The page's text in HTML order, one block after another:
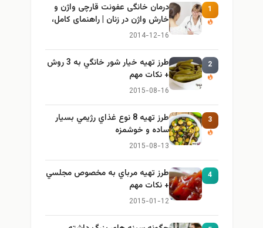
1
درمان خانگی عفونت قارچی واژن و
خارش واژن در زنان | راهنمای کامل،
ایمن و کاربردی
2014-12-16
2
طرز تهيه خیار شور خانگي به 3 روش
+ نكات مهم
2015-08-16
3
طرز تهيه 8 نوع غذاي رژيمي بسيار
ساده و خوشمزه
2015-08-13
4
طرز تهيه مرباي به مخصوص مجلسي
+ نكات مهم
2015-01-12